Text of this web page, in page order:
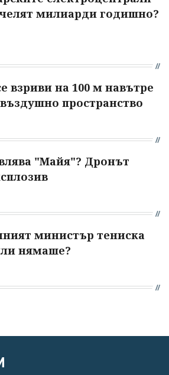
милиарди годишно?
взриви на 100 м навътре
пространство
"Майя"? Дронът
министър тениска
нямаше?